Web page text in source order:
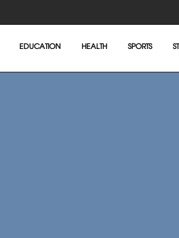
EDUCATION HEALTH SPORTS